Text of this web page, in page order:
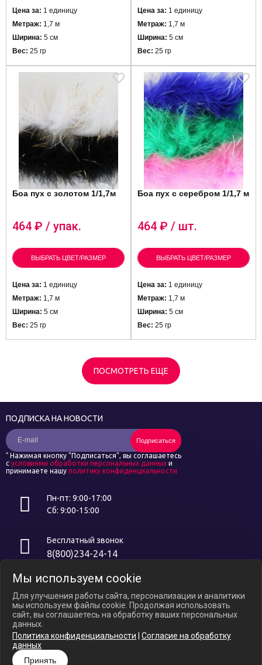
Цена за: 1 единицу
Метраж: 1,7 м
Ширина: 5 см
Вес: 25 гр
Цена за: 1 единицу
Метраж: 1,7 м
Ширина: 5 см
Вес: 25 гр
Боа пух с золотом 1/1,7м
464 ₽ / упак.
ВЫБРАТЬ ЦВЕТ/РАЗМЕР
Цена за: 1 единицу
Метраж: 1,7 м
Ширина: 5 см
Вес: 25 гр
Боа пух с серебром 1/1,7 м
464 ₽ / шт.
ВЫБРАТЬ ЦВЕТ/РАЗМЕР
Цена за: 1 единицу
Метраж: 1,7 м
Ширина: 5 см
Вес: 25 гр
ПОСМОТРЕТЬ ЕЩЕ
Пн-пт: 9:00-17:00
Сб: 9:00-15:00
Бесплатный звонок
8(800)234-24-14
Интернет ресурс носит исключительно информационный характер и
437 ГК РФ. В связи с ослаблением курса российского рубля цены на
сайте могут варьироваться, уточняйте актуальные цены у
менеджеров по телефону.
Политика конфиденциальности
Согласие на обработку Персональных Данных
ПОДПИСКА НА НОВОСТИ
Подписаться
* Нажимая кнопку "Подписаться", вы соглашаетесь
с условиями обработки персональных данных и
принимаете нашу политику конфиденциальности
Мы используем cookie
Для улучшения работы сайта, персонализации и аналитики
мы используем файлы cookie. Продолжая использовать
сайт, вы соглашаетесь на обработку ваших персональных
данных.
Политика конфиденциальности
Согласие на обработку
данных
Принять